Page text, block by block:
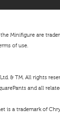
the Minifigure are
of use.
& TM. All rights
and all
a trademark of